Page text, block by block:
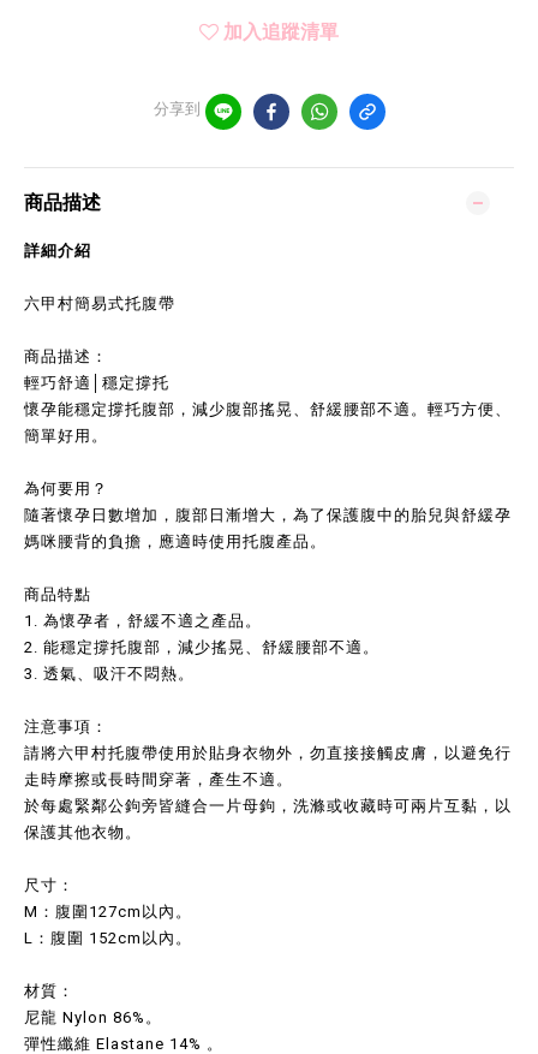
加入追蹤清單
分享到
商品描述
詳細介紹
六甲村簡易式托腹帶
商品描述：
輕巧舒適│穩定撐托
懷孕能穩定撐托腹部，減少腹部搖晃、舒緩腰部不適。輕巧方便、
簡單好用。
為何要用？
隨著懷孕日數增加，腹部日漸增大，為了保護腹中的胎兒與舒緩孕
媽咪腰背的負擔，應適時使用托腹產品。
商品特點
1. 為懷孕者，舒緩不適之產品。
2. 能穩定撐托腹部，減少搖晃、舒緩腰部不適。
3. 透氣、吸汗不悶熱。
注意事項：
請將六甲村托腹帶使用於貼身衣物外，勿直接接觸皮膚，以避免行
走時摩擦或長時間穿著，產生不適。
於每處緊鄰公鉤旁皆縫合一片母鉤，洗滌或收藏時可兩片互黏，以
保護其他衣物。
尺寸：
M：腹圍127cm以內。
L：腹圍 152cm以內。
材質：
尼龍 Nylon 86%。
彈性纖維 Elastane 14% 。